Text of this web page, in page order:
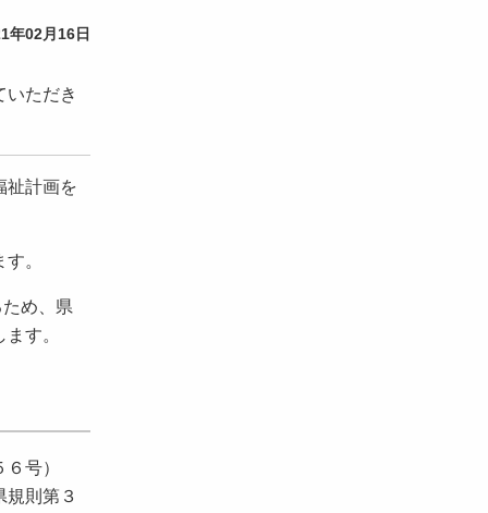
年02月16日
ただき
祉計画を
。
め、県
す。
号）
則第３